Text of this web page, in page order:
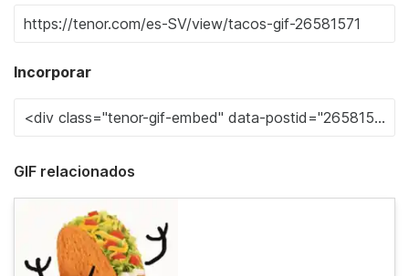
Incorporar
GIF relacionados